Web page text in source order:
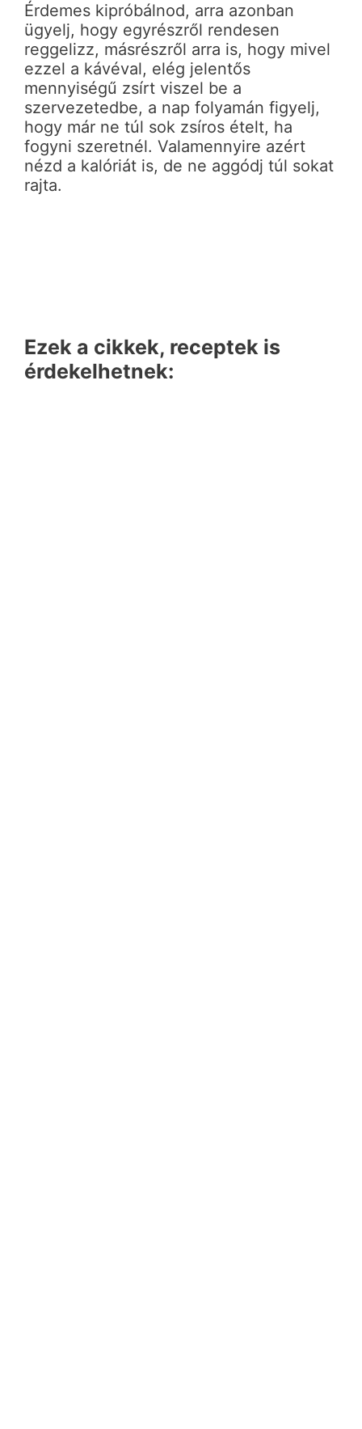
Érdemes kipróbálnod, arra azonban
ügyelj, hogy egyrészről rendesen
reggelizz, másrészről arra is, hogy mivel
ezzel a kávéval, elég jelentős
mennyiségű zsírt viszel be a
szervezetedbe, a nap folyamán figyelj,
hogy már ne túl sok zsíros ételt, ha
fogyni szeretnél. Valamennyire azért
nézd a kalóriát is, de ne aggódj túl sokat
rajta.
Ezek a cikkek, receptek is
érdekelhetnek: